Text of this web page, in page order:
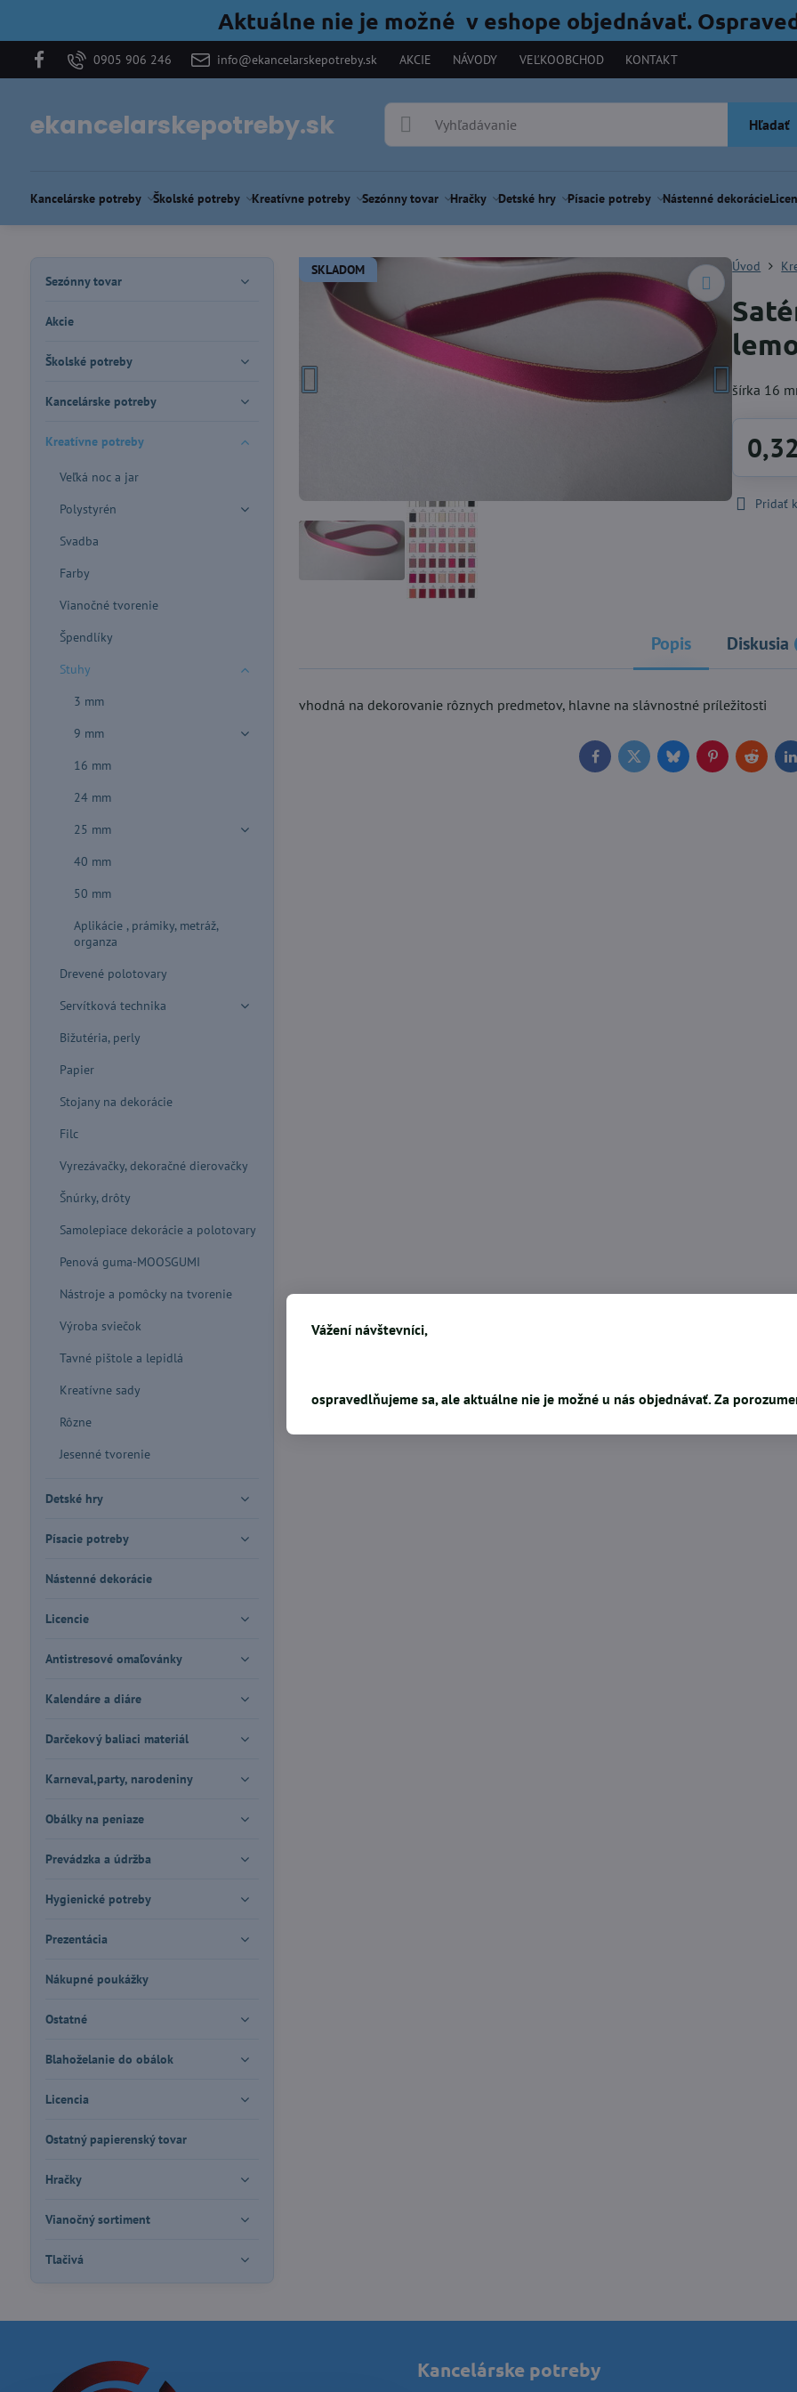
Aktuálne nie je možné v eshope objednávať.
0905 906 246 info@ekancelarskepotreby.sk AKCIE NÁVODY VEĽKOOBCHOD KONTAKT
ekancelarskepotreby.sk Hľadať
Kancelárske potreby Školské potreby Kreatívne potreby Sezónny tovar Hračky Detské hry Písacie potreby Nástenné dekorácie
SKLADOM Úvod
šírka 16
Pridať
Popis Diskusia
vhodná na dekorovanie rôznych predmetov, hlavne na slávnostné príležitosti
FacebookTwitterBlueskyPinterestReddit
Sezónny tovar
Akcie
Školské potreby
Kancelárske potreby
Kreatívne potreby
Veľká noc a jar
Polystyrén
Svadba
Farby
Vianočné tvorenie
Špendlíky
Stuhy
3 mm
9 mm
16 mm
24 mm
25 mm
40 mm
50 mm
Aplikácie , prámiky, metráž,
organza
Drevené polotovary
Servítková technika
Bižutéria, perly
Papier
Stojany na dekorácie
Filc
Vyrezávačky, dekoračné dierovačky
Šnúrky, drôty
Samolepiace dekorácie a polotovary
Penová guma-MOOSGUMI
Nástroje a pomôcky na tvorenie
Výroba sviečok
Tavné pištole a lepidlá
Kreatívne sady
Rôzne
Jesenné tvorenie
Detské hry
Písacie potreby
Nástenné dekorácie
Licencie
Antistresové omaľovánky
Kalendáre a diáre
Darčekový baliaci materiál
Karneval,party, narodeniny
Obálky na peniaze
Prevádzka a údržba
Hygienické potreby
Prezentácia
Nákupné poukážky
Ostatné
Blahoželanie do obálok
Licencia
Ostatný papierenský tovar
Hračky
Vianočný sortiment
Tlačivá
Kancelárske potreby
Vážení návštevníci,
ospravedlňujeme sa, ale aktuálne nie je možné u nás objednávať. Za